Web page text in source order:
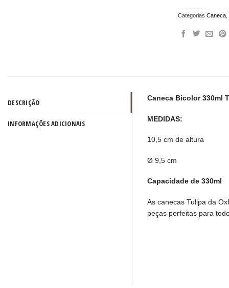
CategoriasCaneca
DESCRIÇÃO
INFORMAÇÕES ADICIONAIS
Caneca Bicolor 330ml
MEDIDAS:
10,5 cm de altura
Ø 9,5 cm
Capacidade de 330ml
As canecas Tulipa da
peças perfeitas para